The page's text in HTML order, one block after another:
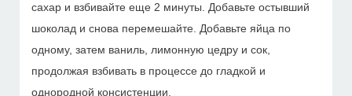
сахар и взбивайте еще 2 минуты. Добавьте остывший
шоколад и снова перемешайте. Добавьте яйца по
одному, затем ваниль, лимонную цедру и сок,
продолжая взбивать в процессе до гладкой и
однородной консистенции.